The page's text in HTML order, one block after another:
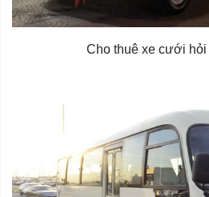
Cho thuê xe cưới hỏi